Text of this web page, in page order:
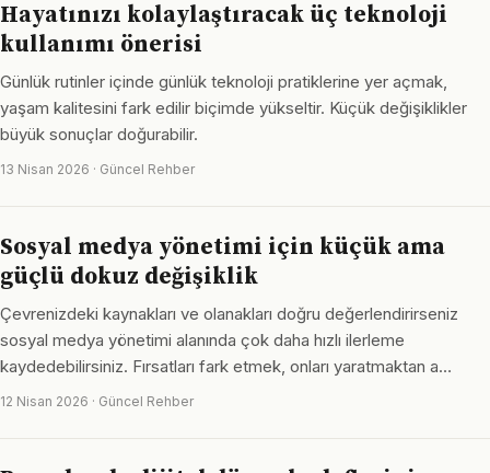
Hayatınızı kolaylaştıracak üç teknoloji
kullanımı önerisi
Günlük rutinler içinde günlük teknoloji pratiklerine yer açmak,
yaşam kalitesini fark edilir biçimde yükseltir. Küçük değişiklikler
büyük sonuçlar doğurabilir.
13 Nisan 2026 · Güncel Rehber
Sosyal medya yönetimi için küçük ama
güçlü dokuz değişiklik
Çevrenizdeki kaynakları ve olanakları doğru değerlendirirseniz
sosyal medya yönetimi alanında çok daha hızlı ilerleme
kaydedebilirsiniz. Fırsatları fark etmek, onları yaratmaktan a…
12 Nisan 2026 · Güncel Rehber